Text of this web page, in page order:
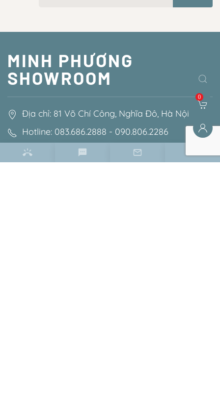
MINH PHƯƠNG
SHOWROOM
Địa chỉ: 81 Võ Chí Công, Nghĩa Đô, Hà Nội
Hotline: 083.686.2888 - 090.806.2286
Email: minhphuongshowroom@gmail.com
0